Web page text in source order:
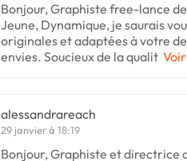
Bonjour, Graphiste free-lance
Jeune, Dynamique, je saurais
originales et adaptées à votre
envies. Soucieux de la qualit
alessandrareach
29 janvier à 18:19
Bonjour, Graphiste et directrice